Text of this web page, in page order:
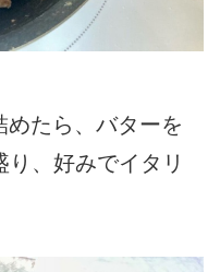
たら、バターを
、好みでイタリ